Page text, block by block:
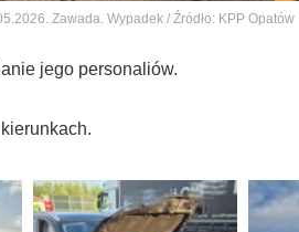
Zawada. Wypadek / Źródło: KPP Opatów
jego personaliów.